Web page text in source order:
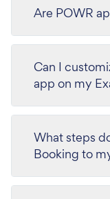
Are POWR
Can I
app on my
What steps
Booking to